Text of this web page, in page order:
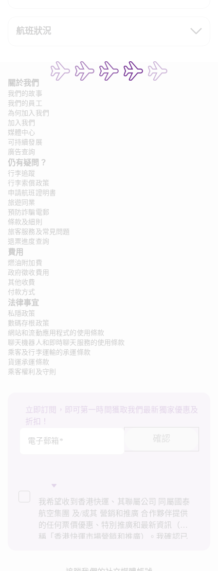
航班狀況
關於我們
我們的故事
我們的員工
為何加入我們
加入我們
媒體中心
可持續發展
廣告查詢
仍有疑問？
行李追蹤
行李索償政策
申請航班證明書
旅遊同業
預防詐騙電郵
條款及細則
旅客服務及常見問題
退票進度查詢
費用
燃油附加費
政府徵收費用
其他收費
付款方式
法律事宜
私隱政策
數碼存根政策
網站和流動應用程式的使用條款
聊天機器人和即時聊天服務的使用條款
乘客及行李運輸的承運條款
貨運承運條款
乘客權利及守則
立即訂閱，即可第一時間獲取我們最新獨家優惠及
折扣！
電子郵箱*
確認
我希望收到香港快運、其聯屬公司 同屬國泰
航空集團 及/或其 營銷和推廣 合作夥伴提供
的任何票價優惠、特別推廣和最新資訊（統
稱「香港快運市場營銷和推廣）。我確認已